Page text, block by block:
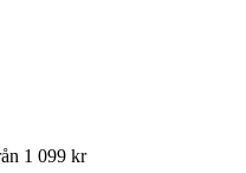
1 099 kr